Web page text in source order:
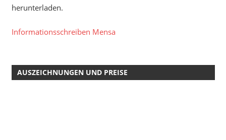
herunterladen.
Informationsschreiben Mensa
AUSZEICHNUNGEN UND PREISE